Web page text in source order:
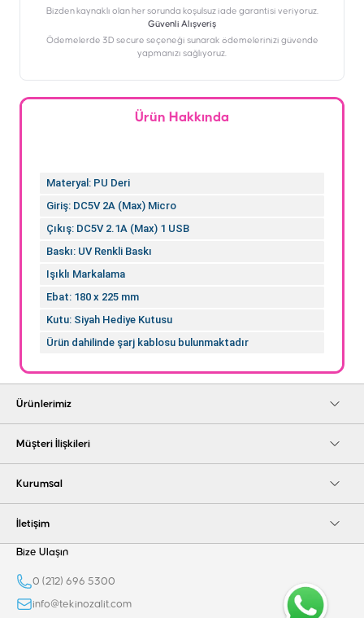
Bizden kaynaklı olan her sorunda koşulsuz iade garantisi veriyoruz.
Güvenli Alışveriş
Ödemelerde 3D secure seçeneği sunarak ödemelerinizi güvende
yapmanızı sağlıyoruz.
Ürün Hakkında
Materyal: PU Deri
Giriş: DC5V 2A (Max) Micro
Çıkış: DC5V 2.1A (Max) 1 USB
Baskı: UV Renkli Baskı
Işıklı Markalama
Ebat: 180 x 225 mm
Kutu: Siyah Hediye Kutusu
Ürün dahilinde şarj kablosu bulunmaktadır
Ürünlerimiz
Müşteri İlişkileri
Kurumsal
İletişim
Bize Ulaşın
0 (212) 696 5300
info@tekinozalit.com